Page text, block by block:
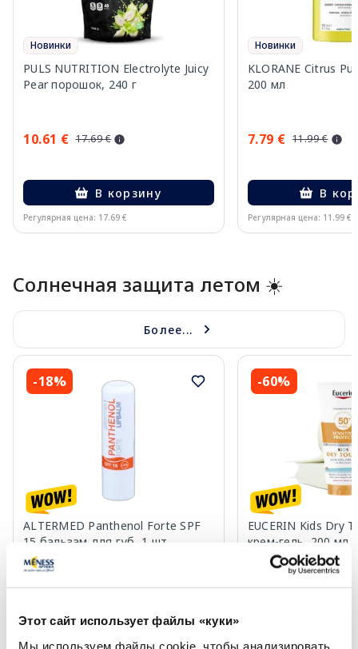
Этот сайт использует файлы «куки»
Мы используем файлы cookie, чтобы анализировать
Новинки
PULS NUTRITION Electrolyte Juicy
Pear порошок, 240 г
10.61 € 17.69 €
В корзину
Регулярная цена: 17.69 €
Новинки
KLORANE Citrus
200 мл
7.79 € 11.99 €
В
Регулярная цена: 11.99 €
Солнечная защита летом ☀️
Более...
-18%
ALTERMED Panthenol Forte SPF
15 бальзам для губ, 1 шт.
В корзину
-60%
EUCERIN Kids Dry
крем-гель, 200 мл